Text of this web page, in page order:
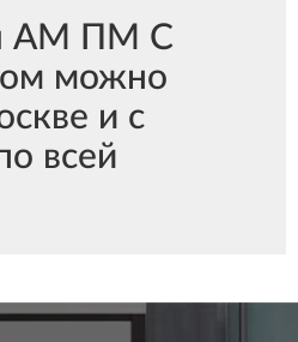
АМ ПМ С
можно
и с
всей